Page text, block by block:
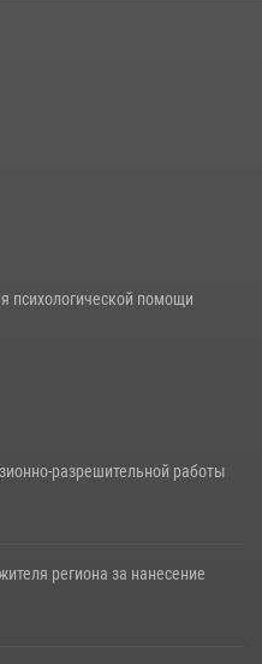
Всероссийского
психологической помощи
разрешительной работы
региона за нанесение